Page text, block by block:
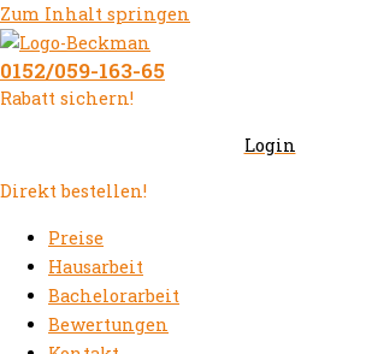
Zum Inhalt springen
0152/059-163-65
Rabatt sichern!
Login
Direkt bestellen!
Preise
Hausarbeit
Bachelorarbeit
Bewertungen